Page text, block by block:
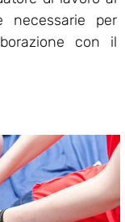
per
con il